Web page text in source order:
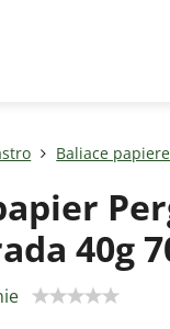
Baliace papiere
40g